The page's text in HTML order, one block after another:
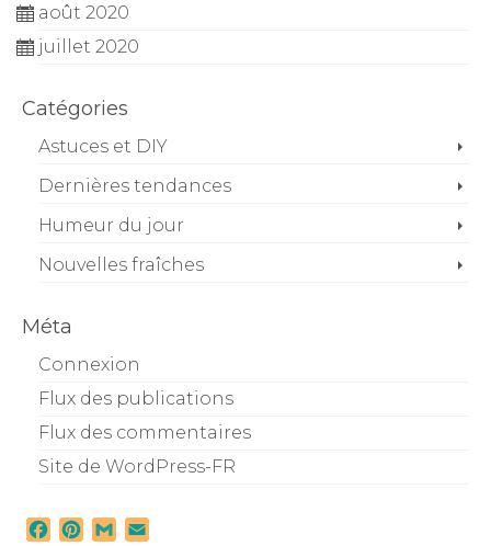
août 2020
juillet 2020
Catégories
Astuces et DIY
Dernières tendances
Humeur du jour
Nouvelles fraîches
Méta
Connexion
Flux des publications
Flux des commentaires
Site de WordPress-FR
Facebook
Pinterest
Gmail